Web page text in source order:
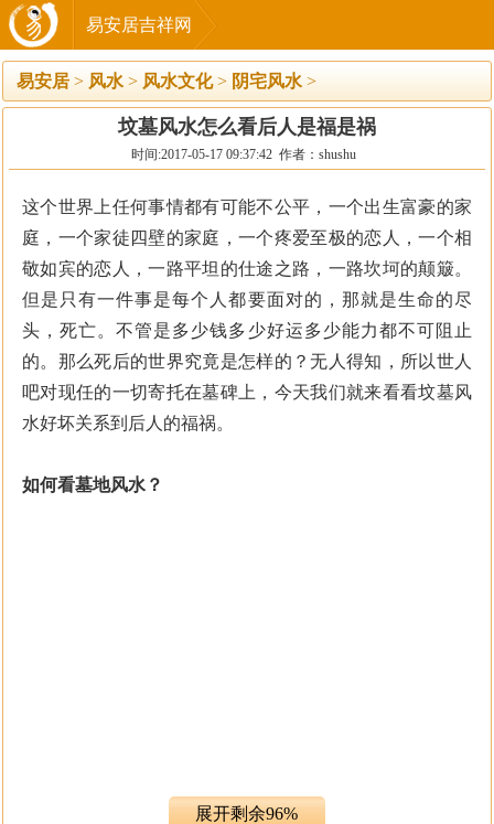
易安居吉祥网
易安居 > 风水 > 风水文化> 阴宅风水 >
坟墓风水怎么看后人是福是祸
时间:2017-05-17 09:37:42 作者：shushu
这个世界上任何事情都有可能不公平，一个出生富豪的家
庭，一个家徒四壁的家庭，一个疼爱至极的恋人，一个相
敬如宾的恋人，一路平坦的仕途之路，一路坎坷的颠簸。
但是只有一件事是每个人都要面对的，那就是生命的尽
头，死亡。不管是多少钱多少好运多少能力都不可阻止
的。那么死后的世界究竟是怎样的？无人得知，所以世人
吧对现任的一切寄托在墓碑上，今天我们就来看看坟墓风
水好坏关系到后人的福祸。
如何看墓地风水？
展开剩余96%